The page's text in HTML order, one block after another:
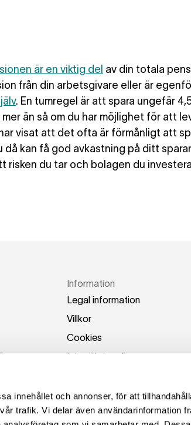
innehållet och annonser, för att
trafik. Vi delar även användarinformation
är en viktig del av din totala
från din arbetsgivare eller är
. En tumregel är att spara ungefär
mer än så om du har möjlighet för att
visat att det ofta är förmånligt att
då kan få god avkastning på ditt
risken du tar och bolagen du
Information
Legal information
Villkor
Cookies
Integritetspolicy
se